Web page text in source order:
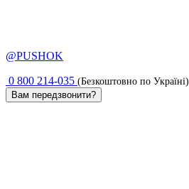
@PUSHOK
0 800 214-035 (Безкоштовно по Україні)
Вам передзвонити?